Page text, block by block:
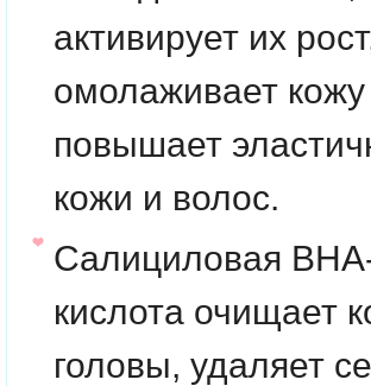
активирует их
омолаживает
повышает
кожи и волос.
Салициловая
кислота очищает
головы, удаляет